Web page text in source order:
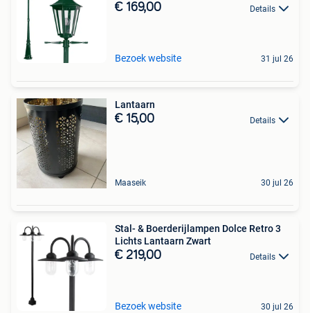
€ 169,00 Details
Bezoek website 31 jul 26
Lantaarn
€ 15,00 Details
Maaseik 30 jul 26
Stal- & Boerderijlampen Dolce Retro 3
Lichts Lantaarn Zwart
€ 219,00 Details
Bezoek website 30 jul 26